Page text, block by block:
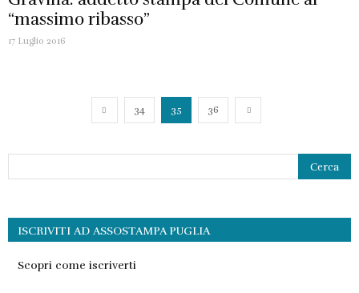
“massimo ribasso”
17 Luglio 2016
34 35 36
ISCRIVITI AD ASSOSTAMPA PUGLIA
Scopri come iscriverti